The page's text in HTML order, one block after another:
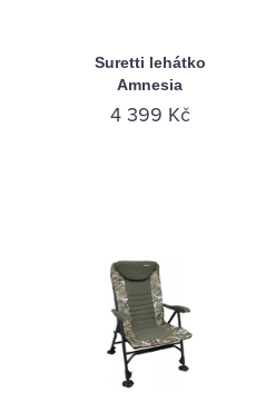
Suretti lehátko
Amnesia
4 399 Kč